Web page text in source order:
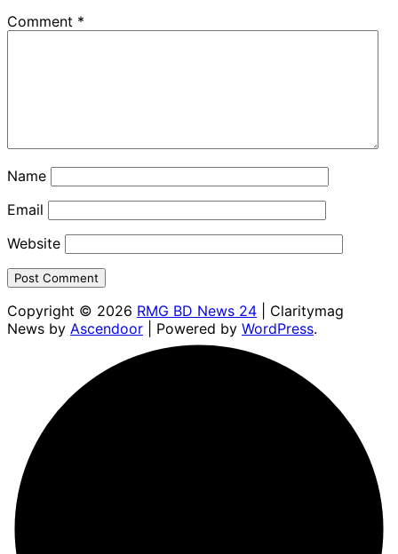
Comment *
Name
Email
Website
Copyright © 2026 RMG BD News 24 | Claritymag
News by Ascendoor | Powered by WordPress.